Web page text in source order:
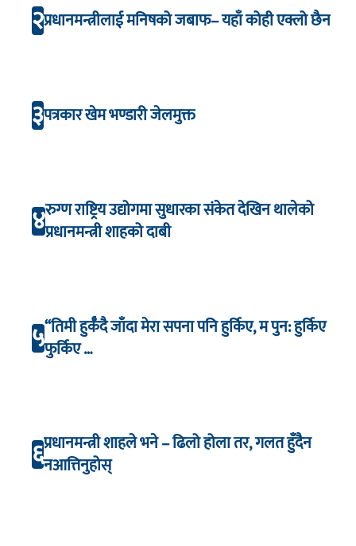
२प्रधानमन्त्रीलाई मनिषको जबाफ– यहाँ कोही एक्लो छैन
३पत्रकार खेम भण्डारी जेलमुक्त
४रुग्ण राष्ट्रिय उद्योगमा सुधारका संकेत देखिन थालेको
प्रधानमन्त्री शाहको दाबी
५“तिमी हुर्कँदै जाँदा मेरा सपना पनि हुर्किए, म पुन: हुर्किए
फुर्किए …
६प्रधानमन्त्री शाहले भने – ढिलो होला तर, गलत हुँदैन
नआत्तिनुहोस्